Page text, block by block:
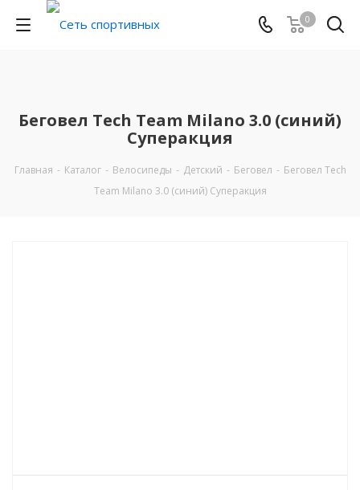
0
Беговел Tech Team Milano 3.0 (синий)
Суперакция
Главная - Каталог - Велосипеды - Детский - Беговел - Беговел Tech
Team Milano 3.0 (синий) Суперакция